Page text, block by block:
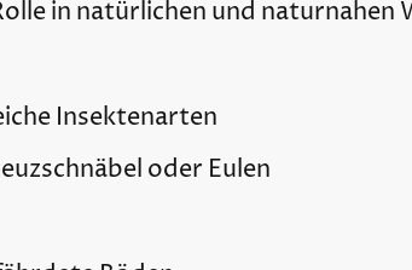
in natürlichen und naturnahen
Insektenarten
oder Eulen